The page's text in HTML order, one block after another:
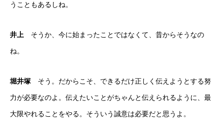
うこともあるしね。
井上 そうか、今に始まったことではなくて、昔からそうなの
ね。
堀井塚 そう。だからこそ、できるだけ正しく伝えようとする努
力が必要なのよ。伝えたいことがちゃんと伝えられるように、最
大限やれることをやる。そういう誠意は必要だと思うよ。